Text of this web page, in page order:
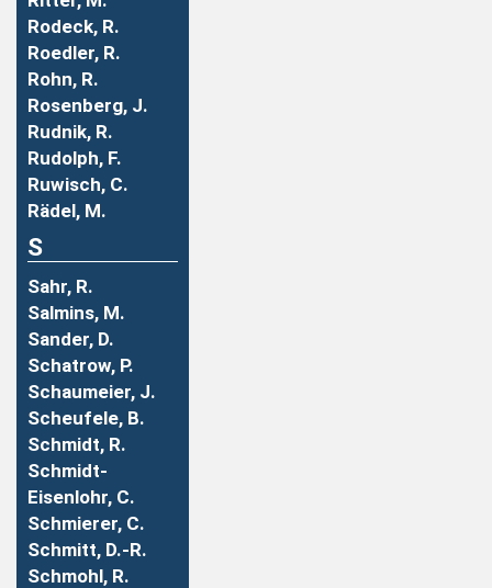
Rodeck, R.
Roedler, R.
Rohn, R.
Rosenberg, J.
Rudnik, R.
Rudolph, F.
Ruwisch, C.
Rädel, M.
S
Sahr, R.
Salmins, M.
Sander, D.
Schatrow, P.
Schaumeier, J.
Scheufele, B.
Schmidt, R.
Schmidt-
Eisenlohr, C.
Schmierer, C.
Schmitt, D.-R.
Schmohl, R.